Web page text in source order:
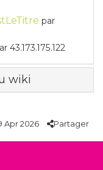
par
43.173.175.122
wiki
Apr 2026 Partager